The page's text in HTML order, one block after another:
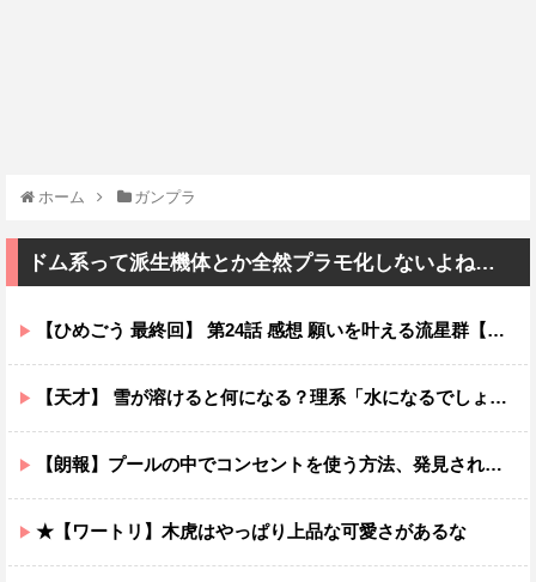
ホーム ガンプラ
ドム系って派生機体とか全然プラモ化しないよね…
【ひめごう 最終回】 第24話 感想 願いを叶える流星群【姫様“拷問”の時間です 2期】
【天才】 雪が溶けると何になる？理系「水になるでしょw」文系ワイ「はぁ～…」→結果ｗｗｗ
【朗報】プールの中でコンセントを使う方法、発見されるｗｗｗｗ
★【ワートリ】木虎はやっぱり上品な可愛さがあるな